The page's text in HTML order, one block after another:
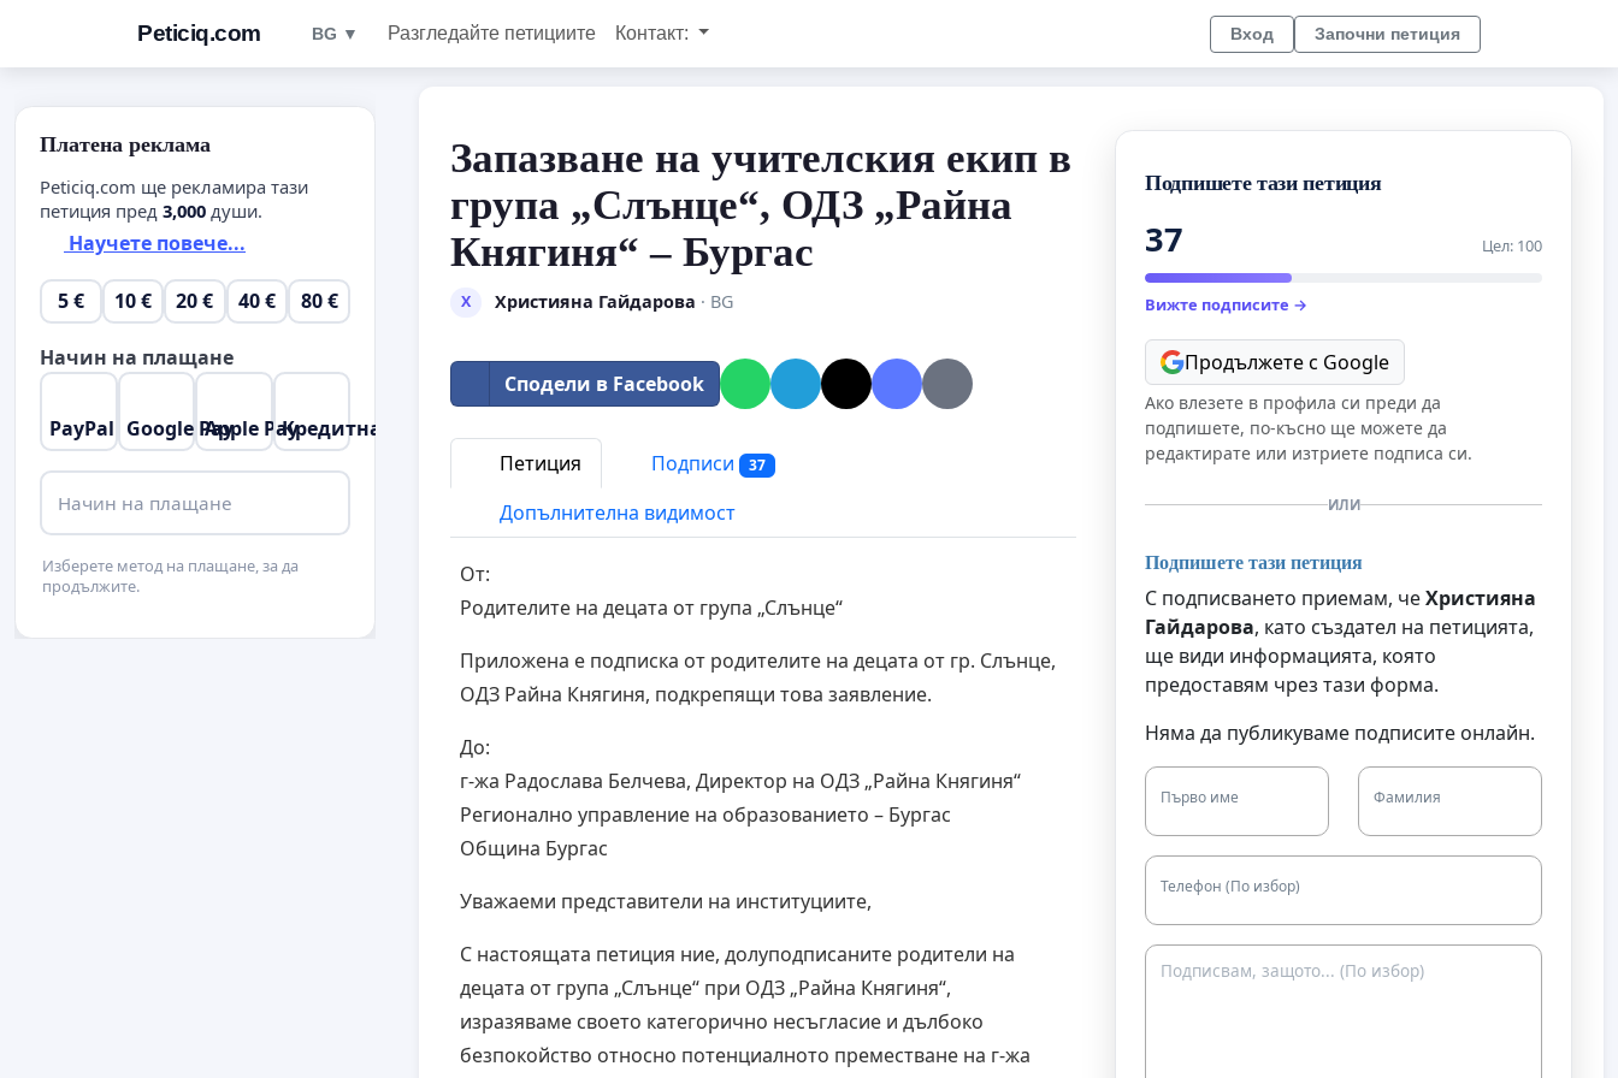
Peticiq.com BG ▼ Разгледайте петициите Контакт: Вход Започни петиция
Запазване на учителския екип в
група „Слънце“, ОДЗ „Райна
Княгиня“ – Бургас
Х Християна Гайдарова · BG
Сподели в Facebook
Петиция Подписи 37
Допълнителна видимост
От:
Родителите на децата от група „Слънце“
Приложена е подписка от родителите на децата от гр. Слънце,
ОДЗ Райна Княгиня, подкрепящи това заявление.
До:
г-жа Радослава Белчева, Директор на ОДЗ „Райна Княгиня“
Регионално управление на образованието – Бургас
Община Бургас
Уважаеми представители на институциите,
С настоящата петиция ние, долуподписаните родители на
децата от група „Слънце“ при ОДЗ „Райна Княгиня“,
изразяваме своето категорично несъгласие и дълбоко
безпокойство относно потенциалното преместване на г-жа
Подпишете тази петиция
37 Цел: 100
Вижте подписите →
Продължете с Google
Ако влезете в профила си преди да
подпишете, по-късно ще можете да
редактирате или изтриете подписа си.
ИЛИ
Подпишете тази петиция
С подписването приемам, чеХристияна
Гайдарова, като създател на петицията,
ще види информацията, която
предоставям чрез тази форма.
Няма да публикуваме подписите онлайн.
Първо име Фамилия
Телефон (По избор)
Платена реклама
Peticiq.com ще рекламира тази
петиция пред 3,000 души.
Научете повече...
5 € 10 € 20 € 40 € 80 €
Начин на плащане
PayPal Google PayApple PayКредитна карта
Начин на плащане
Изберете метод на плащане, за да
продължите.